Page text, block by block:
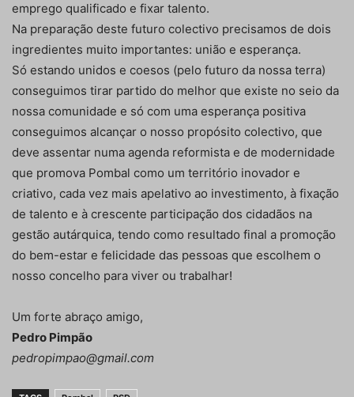
emprego qualificado e fixar talento.
Na preparação deste futuro colectivo precisamos de dois
ingredientes muito importantes: união e esperança.
Só estando unidos e coesos (pelo futuro da nossa terra)
conseguimos tirar partido do melhor que existe no seio da
nossa comunidade e só com uma esperança positiva
conseguimos alcançar o nosso propósito colectivo, que
deve assentar numa agenda reformista e de modernidade
que promova Pombal como um território inovador e
criativo, cada vez mais apelativo ao investimento, à fixação
de talento e à crescente participação dos cidadãos na
gestão autárquica, tendo como resultado final a promoção
do bem-estar e felicidade das pessoas que escolhem o
nosso concelho para viver ou trabalhar!
Um forte abraço amigo,
Pedro Pimpão
pedropimpao@gmail.com